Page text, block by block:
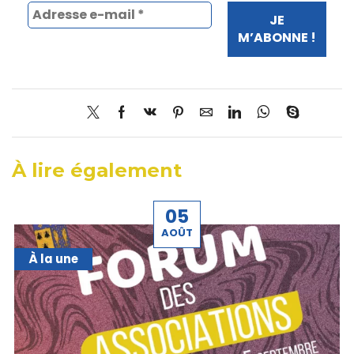
À lire également
05
AOÛT
À la une